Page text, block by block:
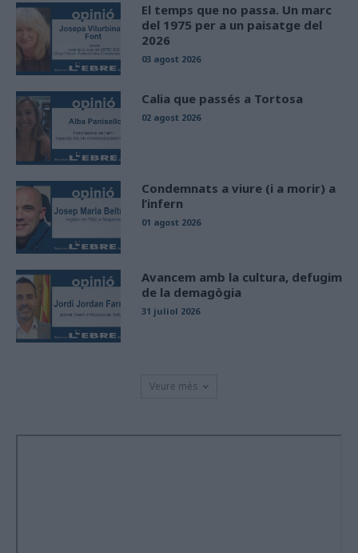
El temps que no passa. Un marc
del 1975 per a un paisatge del
2026
03 agost 2026
Calia que passés a Tortosa
02 agost 2026
Condemnats a viure (i a morir) a
l’infern
01 agost 2026
Avancem amb la cultura, defugim
de la demagògia
31 juliol 2026
Veure més